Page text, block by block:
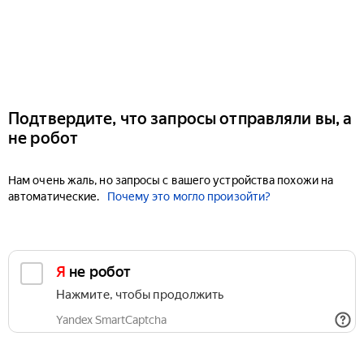
Подтвердите, что запросы отправляли вы, а
не робот
Нам очень жаль, но запросы с вашего устройства похожи на
автоматические.
Почему это могло произойти?
Я не робот
Нажмите, чтобы продолжить
Yandex SmartCaptcha